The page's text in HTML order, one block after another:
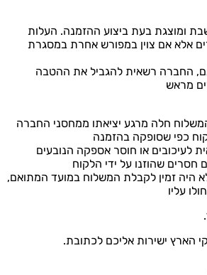
ומוצגת בעת ביצוע ההזמנה. העלות
אלא אם צוין במפורש אחרת במסגרת
החברה רשאית להגביל את ההטבה
מראש
המשלוח חלה מרגע יציאתו ממחסני החברה
כפי שסופקה בהזמנה
לעיכובים או חוסר אספקה הנובעים
חסרים שהוזנו על ידי הלקוח
לא היה זמין לקבלת המשלוח במועד המתואם,
עליו
הארץ ישירות אליכם לכתובת.